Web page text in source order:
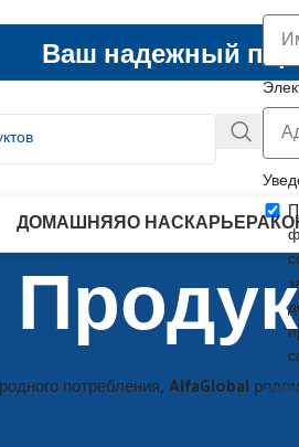
Ваш надежный
ДОМАШНЯЯО НАСКАРЬЕРА
потребления, AlfaGlobal